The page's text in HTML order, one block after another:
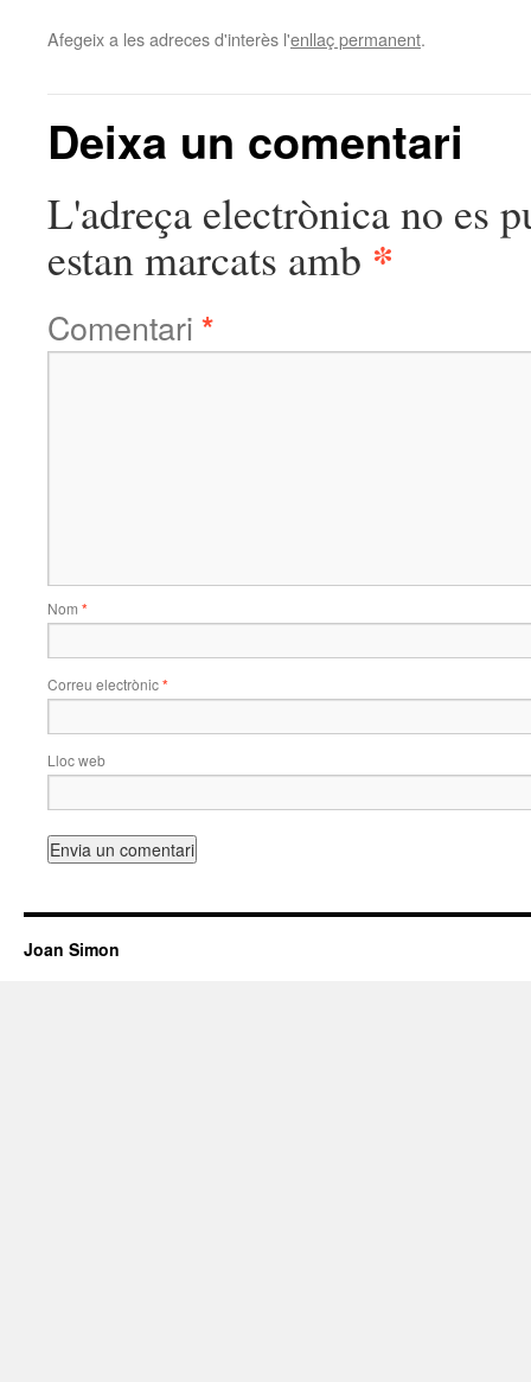
Afegeix a les adreces d'interès l'enllaç permanent.
Deixa un comentari
L'adreça electrònica no es
estan marcats amb *
Comentari *
Nom *
Correu electrònic*
Lloc web
Joan Simon